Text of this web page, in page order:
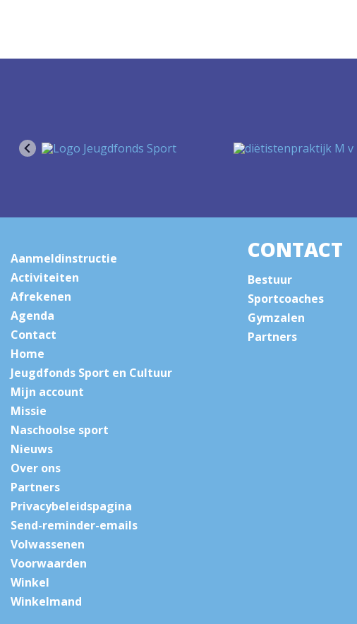
Aanmeldinstructie
Activiteiten
Afrekenen
Agenda
Contact
Home
Jeugdfonds Sport en Cultuur
Mijn account
Missie
Naschoolse sport
Nieuws
Over ons
Partners
Privacybeleidspagina
Send-reminder-emails
Volwassenen
Voorwaarden
Winkel
Winkelmand
CONTACT
Bestuur
Sportcoaches
Gymzalen
Partners